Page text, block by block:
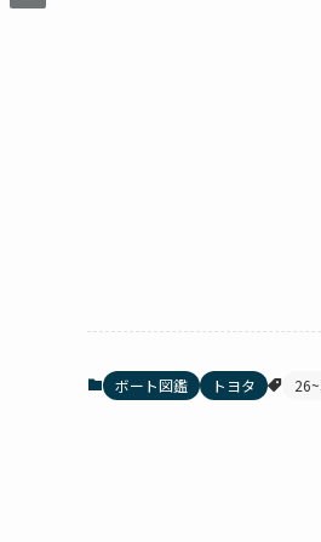
ボート図鑑 トヨタ